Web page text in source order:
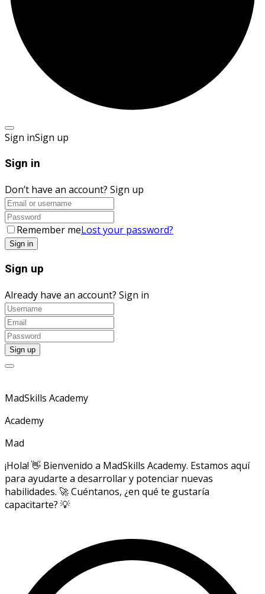
Sign inSign up
Sign in
Don’t have an account? Sign up
Remember meLost your password?
Sign up
Already have an account? Sign in
MadSkills Academy
Academy
Mad
¡Hola! 👋 Bienvenido a MadSkills Academy. Estamos aquí
para ayudarte a desarrollar y potenciar nuevas
habilidades. 🚀 Cuéntanos, ¿en qué te gustaría
capacitarte? 💡